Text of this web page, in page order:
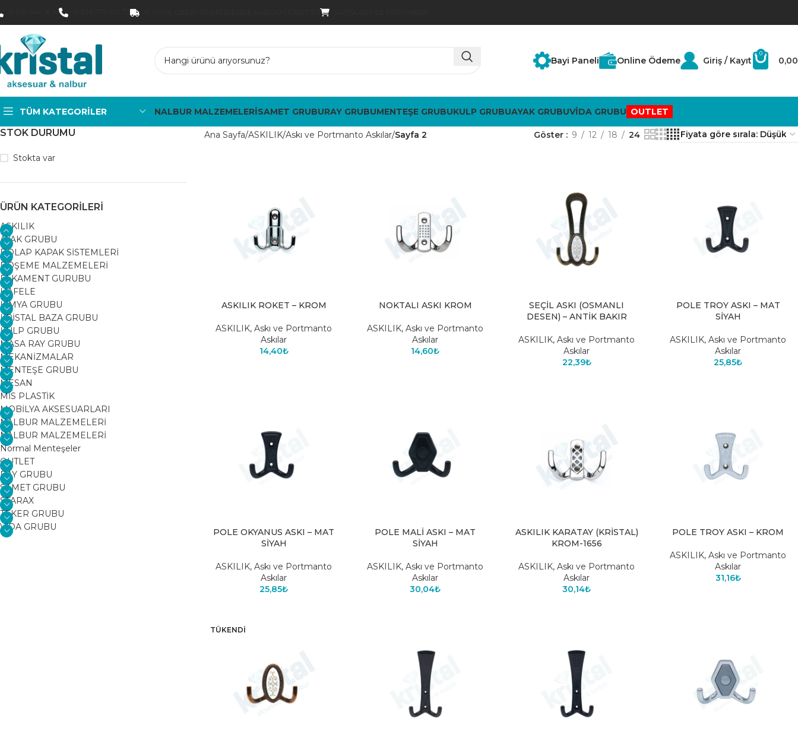
Bayi Paneli Online Ödeme Giriş / Kayıt
0
0,00
TÜM KATEGORILER NALBUR MALZEMELERİSAMET GRUBURAY GRUBUMENTEŞE GRUBUKULP GRUBUAYAK GRUBUVİDA GRUBU OUTLET
STOK DURUMU
Stokta var
ÜRÜN KATEGORILERI
ASKILIK
AYAK GRUBU
DOLAP KAPAK SİSTEMLERİ
DÖŞEME MALZEMELERİ
ELKAMENT GURUBU
HAFELE
KİMYA GRUBU
KRİSTAL BAZA GRUBU
KULP GRUBU
MASA RAY GRUBU
MEKANİZMALAR
MENTEŞE GRUBU
MESAN
MİS PLASTİK
MOBİLYA AKSESUARLARI
NALBUR MALZEMELERİ
NALBUR MALZEMELERİ
Normal Menteşeler
OUTLET
RAY GRUBU
SAMET GRUBU
STARAX
TEKER GRUBU
VİDA GRUBU
Ana Sayfa ASKILIK Askı ve Portmanto Askılar Sayfa 2 Göster 9 12 18 24
ASKILIK ROKET – KROM
ASKILIK,Askı ve Portmanto
Askılar
14,40₺
NOKTALI ASKI KROM
ASKILIK,Askı ve Portmanto
Askılar
14,60₺
SEÇİL ASKI (OSMANLI
DESEN) – ANTİK BAKIR
ASKILIK,Askı ve Portmanto
Askılar
22,39₺
POLE TROY ASKI – MAT
SİYAH
ASKILIK,Askı ve Portmanto
Askılar
25,85₺
POLE OKYANUS ASKI – MAT
SİYAH
ASKILIK,Askı ve Portmanto
Askılar
25,85₺
POLE MALİ ASKI – MAT
SİYAH
ASKILIK,Askı ve Portmanto
Askılar
30,04₺
ASKILIK KARATAY (KRİSTAL)
KROM-1656
ASKILIK,Askı ve Portmanto
Askılar
30,14₺
POLE TROY ASKI – KROM
ASKILIK,Askı ve Portmanto
Askılar
31,16₺
TÜKENDI